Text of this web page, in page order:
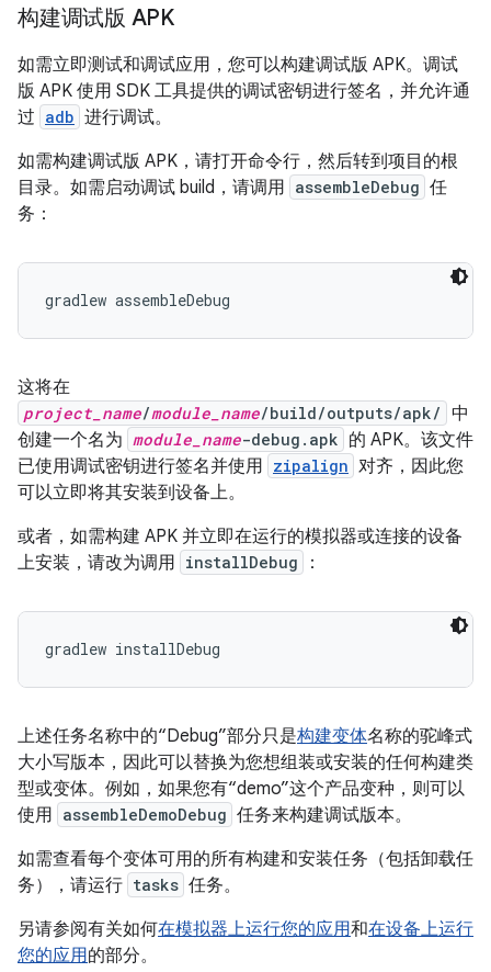
构建调试版 APK
如需立即测试和调试应用，您可以构建调试版 APK。调试
版 APK 使用 SDK 工具提供的调试密钥进行签名，并允许通
过 adb 进行调试。
如需构建调试版 APK，请打开命令行，然后转到项目的根
目录。如需启动调试 build，请调用 assembleDebug 任
务：
这将在
project_name/module_name/build/outputs/apk/ 中
创建一个名为 module_name-debug.apk 的 APK。该文件
已使用调试密钥进行签名并使用 zipalign 对齐，因此您
可以立即将其安装到设备上。
或者，如需构建 APK 并立即在运行的模拟器或连接的设备
上安装，请改为调用 installDebug ：
gradlew installDebug
上述任务名称中的“Debug”部分只是构建变体名称的驼峰式
大小写版本，因此可以替换为您想组装或安装的任何构建类
型或变体。例如，如果您有“demo”这个产品变种，则可以
使用 assembleDemoDebug 任务来构建调试版本。
如需查看每个变体可用的所有构建和安装任务（包括卸载任
务），请运行 tasks 任务。
另请参阅有关如何在模拟器上运行您的应用和在设备上运行
您的应用的部分。